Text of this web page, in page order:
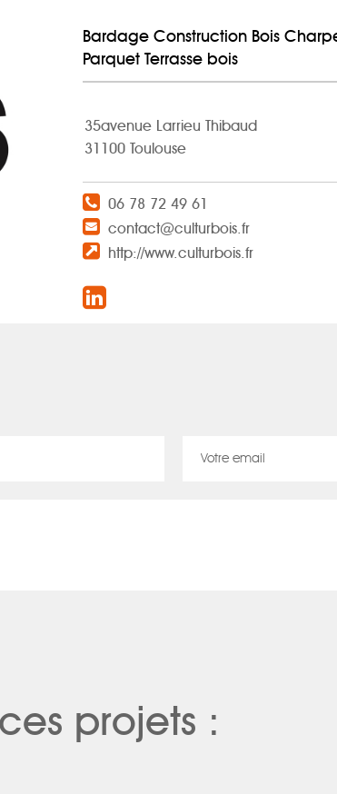
Bardage Construction Bois
Parquet Terrasse bois
35avenue Larrieu Thibaud
31100 Toulouse
06 78 72 49 61
contact@culturbois.fr
http://www.culturbois.fr
projets :